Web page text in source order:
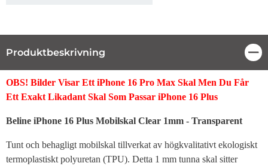
Produktbeskrivning
Produktbeskrivning
OBS! Bilder Visar Ett iPhone 16 Pro Max Skal Men Du Får
Ett Exakt Likadant Skal Som Passar iPhone 16 Plus
Beline iPhone 16 Plus Mobilskal Clear 1mm - Transparent
Tunt och behagligt mobilskal tillverkat av högkvalitativt ekologiskt
termoplastiskt polyuretan (TPU). Detta 1 mm tunna skal sitter